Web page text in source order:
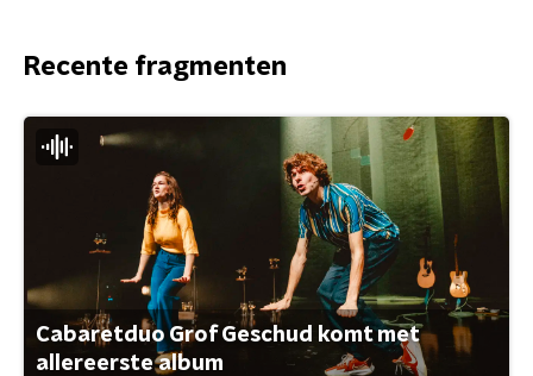
Recente fragmenten
Cabaretduo Grof Geschud komt met
allereerste album